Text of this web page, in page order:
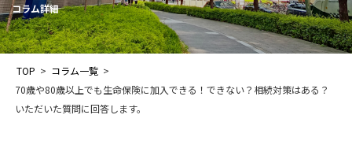
g
l
e
コラム詳細
TOP > コラム一覧 >
70歳や80歳以上でも生命保険に加入できる！できない？相続対策はある？
いただいた質問に回答します。